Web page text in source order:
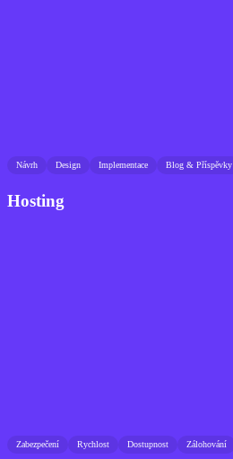
Návrh Design Implementace Blog & Příspěvky
Hosting
Zabezpečení Rychlost Dostupnost Zálohování